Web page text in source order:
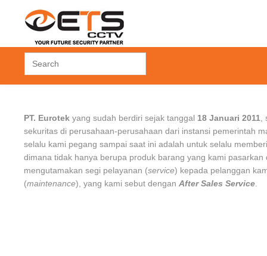
Hard Disk Drive
Others
Time Attendant
Time Attendant +
Access Door
PT. Eurotek yang sudah berdiri sejak tanggal 18 Januari 2011
sekuritas di perusahaan-perusahaan dari instansi pemerintah
selalu kami pegang sampai saat ini adalah untuk selalu
dimana tidak hanya berupa produk barang yang kami
mengutamakan segi pelayanan (service) kepada pelanggan
(maintenance), yang kami sebut dengan After Sales Service